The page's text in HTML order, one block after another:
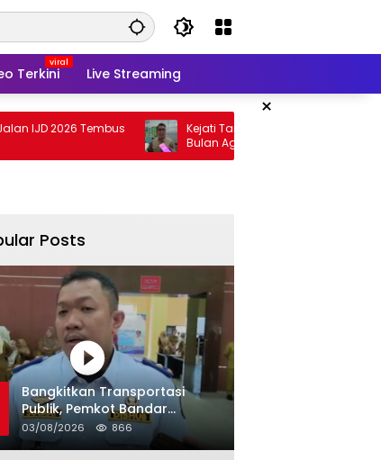
Terkini Live Streaming
×
Tembus
Kejati Targetkan Berkas Arinal Rampung
Bulan Agustus
Posts
Bangkitkan Transportasi
Publik, Pemkot Bandar
Lampung Uji Coba Bus Umum
03/08/2026 866